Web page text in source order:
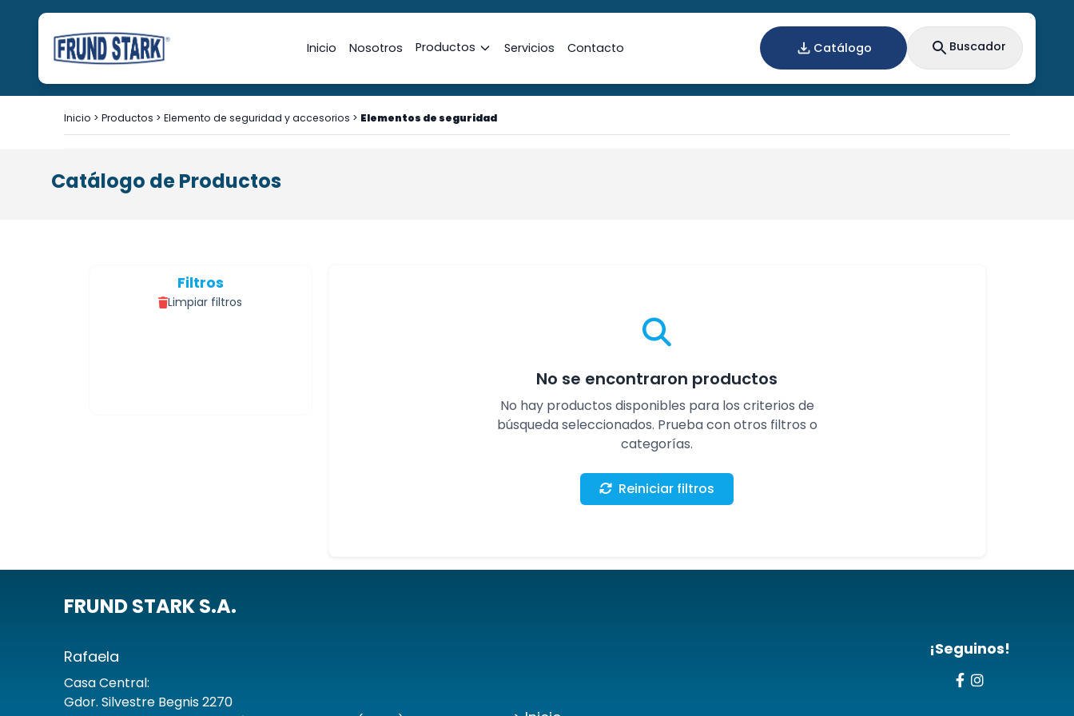
Inicio Nosotros Productos Servicios Contacto Catálogo Buscador
Inicio > Productos > Elemento de seguridad y accesorios > Elementos de seguridad
Catálogo de Productos
Filtros
Limpiar filtros
No se encontraron productos
No hay productos disponibles para los criterios de
búsqueda seleccionados. Prueba con otros filtros o
categorías.
Reiniciar filtros
FRUND STARK S.A.
Rafaela
Casa Central:
Gdor. Silvestre Begnis 2270
¡Seguinos!